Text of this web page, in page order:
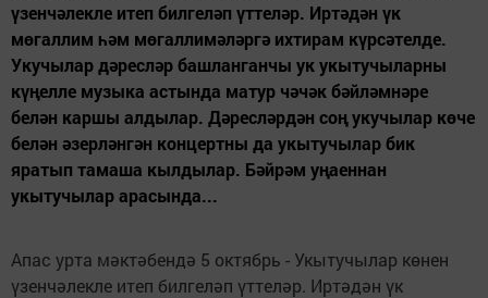
үзенчәлекле итеп билгеләп үттеләр. Иртәдән үк
мөгаллим һәм мөгаллимәләргә ихтирам күрсәтелде.
Укучылар дәресләр башланганчы ук укытучыларны
күңелле музыка астында матур чәчәк бәйләмнәре
белән каршы алдылар. Дәресләрдән соң укучылар көче
белән әзерләнгән концертны да укытучылар бик
яратып тамаша кылдылар. Бәйрәм уңаеннан
укытучылар арасында...
Апас урта мәктәбендә 5 октябрь - Укытучылар көнен
үзенчәлекле итеп билгеләп үттеләр. Иртәдән үк